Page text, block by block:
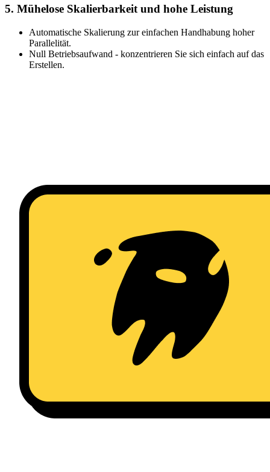
5. Mühelose Skalierbarkeit und hohe Leistung
Automatische Skalierung zur einfachen Handhabung hoher
Parallelität.
Null Betriebsaufwand - konzentrieren Sie sich einfach auf das
Erstellen.